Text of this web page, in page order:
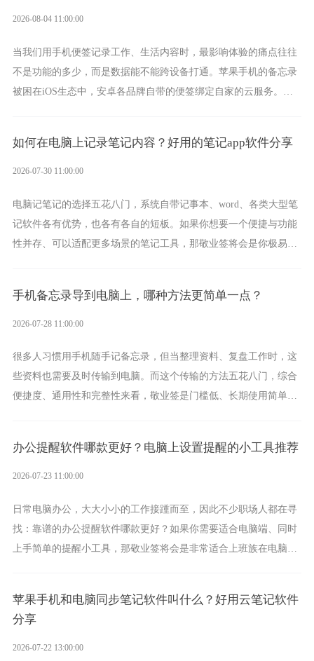
2026-08-04 11:00:00
当我们用手机便签记录工作、生活内容时，最影响体验的痛点往往
不是功能的多少，而是数据能不能跨设备打通。苹果手机的备忘录
被困在iOS生态中，安卓各品牌自带的便签绑定自家的云服务。而
如何在电脑上记录笔记内容？好用的笔记app软件分享
2026-07-30 11:00:00
电脑记笔记的选择五花八门，系统自带记事本、word、各类大型笔
记软件各有优势，也各有各自的短板。如果你想要一个便捷与功能
性并存、可以适配更多场景的笔记工具，那敬业签将会是你极易上
手机备忘录导到电脑上，哪种方法更简单一点？
2026-07-28 11:00:00
很多人习惯用手机随手记备忘录，但当整理资料、复盘工作时，这
些资料也需要及时传输到电脑。而这个传输的方法五花八门，综合
便捷度、通用性和完整性来看，敬业签是门槛低、长期使用简单的
办公提醒软件哪款更好？电脑上设置提醒的小工具推荐
2026-07-23 11:00:00
日常电脑办公，大大小小的工作接踵而至，因此不少职场人都在寻
找：靠谱的办公提醒软件哪款更好？如果你需要适合电脑端、同时
上手简单的提醒小工具，那敬业签将会是非常适合上班族在电脑上
苹果手机和电脑同步笔记软件叫什么？好用云笔记软件
分享
2026-07-22 13:00:00